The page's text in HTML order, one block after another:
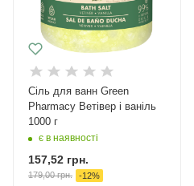
Сіль для ванн Green
Pharmacy Ветівер і ваніль
1000 г
є в наявності
157,52 грн.
179,00грн. -12%